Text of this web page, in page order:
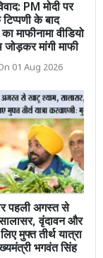
PM मोदी पर
के बाद
माफीनामा वीडियो
मांगी माफी
01 Aug 2026
पहली अगस्त से
वृंदावन और
मुफ्त तीर्थ यात्रा
भगवंत सिंह